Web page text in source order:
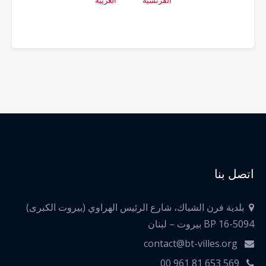
اتصل بنا
بلدية فرن الشباك، شارع الرئيس الهراوي (بيروت الكبرى)
BP 16-5094 بيروت – لبنان
00 961 81 653 569